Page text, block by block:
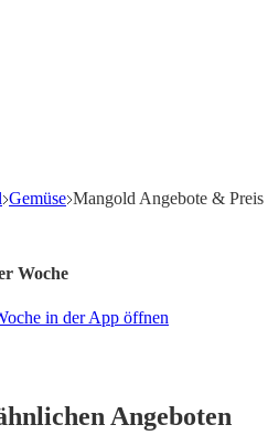
Gemüse Mangold Angebote & Preis
Woche
in der App öffnen
Angeboten